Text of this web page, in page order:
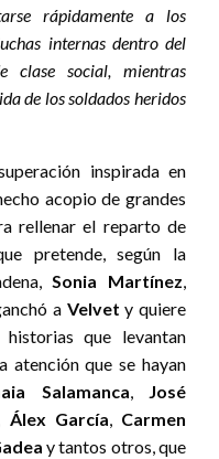
rápidamente a los
internas dentro del
clase social, mientras
de los soldados heridos
inspirada en
acopio de grandes
rellenar el reparto de
pretende, según la
Sonia Martínez,
a Velvet y quiere
historias que levantan
atención que se hayan
Salamanca, José
Álex García, Carmen
y tantos otros, que